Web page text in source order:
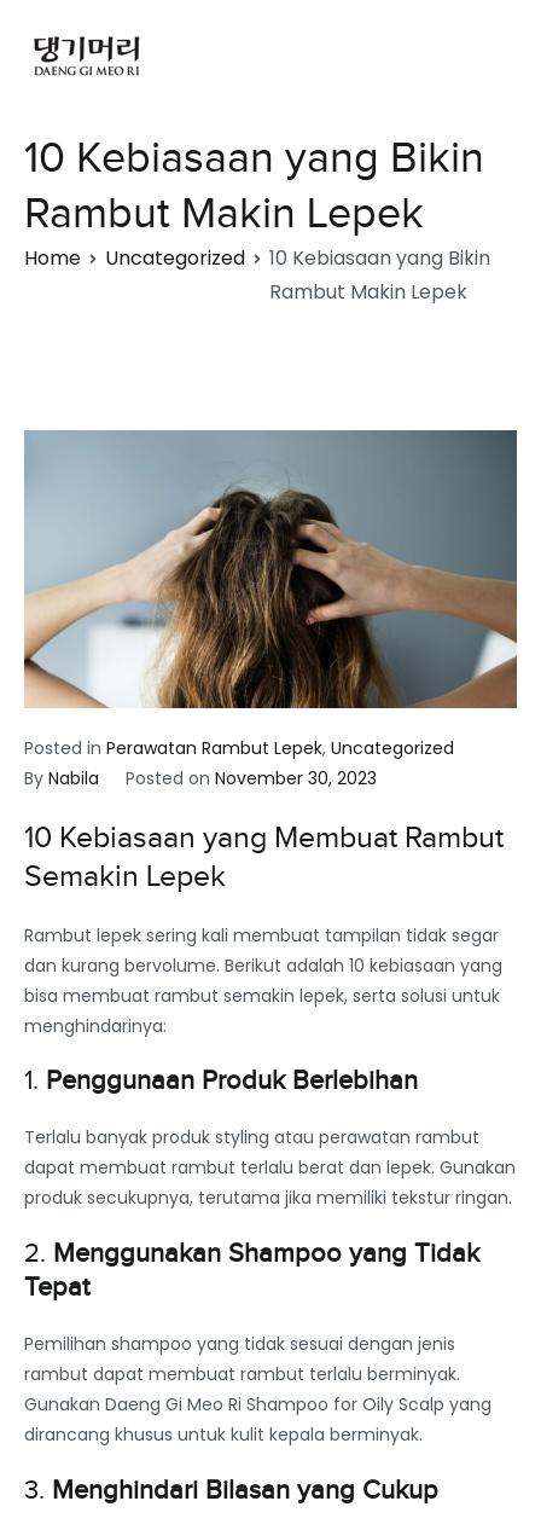
10 Kebiasaan yang Bikin
Rambut Makin Lepek
Home Uncategorized
10 Kebiasaan yang Bikin
Rambut Makin Lepek
Posted in Perawatan Rambut Lepek, Uncategorized
By Nabila Posted on November 30, 2023
10 Kebiasaan yang Membuat Rambut
Semakin Lepek
Rambut lepek sering kali membuat tampilan tidak segar
dan kurang bervolume. Berikut adalah 10 kebiasaan yang
bisa membuat rambut semakin lepek, serta solusi untuk
menghindarinya:
1. Penggunaan Produk Berlebihan
Terlalu banyak produk styling atau perawatan rambut
dapat membuat rambut terlalu berat dan lepek. Gunakan
produk secukupnya, terutama jika memiliki tekstur ringan.
2. Menggunakan Shampoo yang Tidak
Tepat
Pemilihan shampoo yang tidak sesuai dengan jenis
rambut dapat membuat rambut terlalu berminyak.
Gunakan Daeng Gi Meo Ri Shampoo for Oily Scalp yang
dirancang khusus untuk kulit kepala berminyak.
3. Menghindari Bilasan yang Cukup